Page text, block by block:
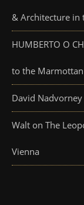
& Architecture in
HUMBERTO O
to the
David Nadvorney
Walt on The
Vienna